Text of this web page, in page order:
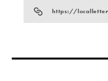
https://